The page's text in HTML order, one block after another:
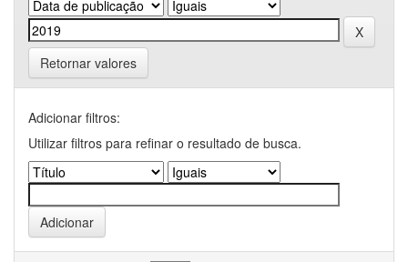
Retornar valores
Adicionar filtros:
Utilizar filtros para refinar o resultado de busca.